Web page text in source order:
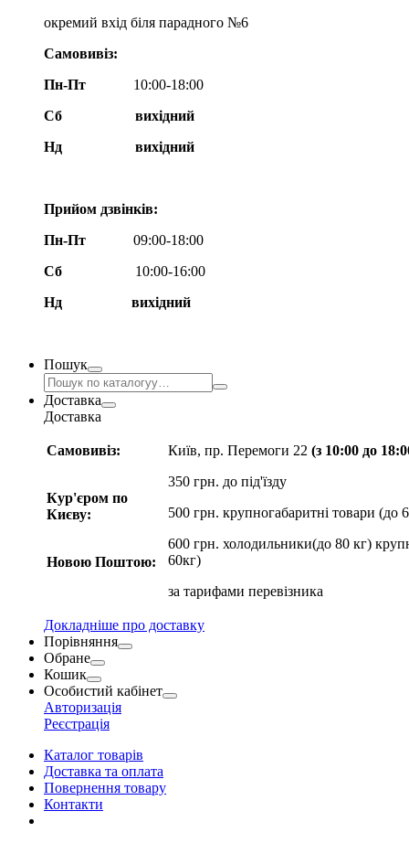
окремий вхід біля парадного №6
Самовивіз:
Пн-Пт
10:00-18:00
Сб
вихідний
Нд
вихідний
Прийом дзвінків:
Пн-Пт
09:00-18:00
Сб
10:00-16:00
Нд вихідний
Пошук
Доставка
Доставка
Самовивіз:
Кур'єром по
Києву:
Новою Поштою:
Київ, пр. Перемоги 22 (з 10:00 до
350 грн. до під'їзду
500 грн. крупногабаритні товари (до
600 грн. холодильники(до 80 кг)
60кг)
за тарифами перевізника
Докладніше про доставку
Порівняння
Обране
Кошик
Особистий кабінет
Авторизація
Реєстрація
Каталог товарів
Доставка та оплата
Повернення товару
Контакти